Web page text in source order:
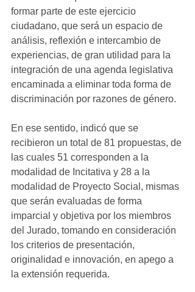
formar parte de este ejercicio
ciudadano, que será un espacio de
análisis, reflexión e intercambio de
experiencias, de gran utilidad para la
integración de una agenda legislativa
encaminada a eliminar toda forma de
discriminación por razones de género.
En ese sentido, indicó que se
recibieron un total de 81 propuestas, de
las cuales 51 corresponden a la
modalidad de Incitativa y 28 a la
modalidad de Proyecto Social, mismas
que serán evaluadas de forma
imparcial y objetiva por los miembros
del Jurado, tomando en consideración
los criterios de presentación,
originalidad e innovación, en apego a
la extensión requerida.